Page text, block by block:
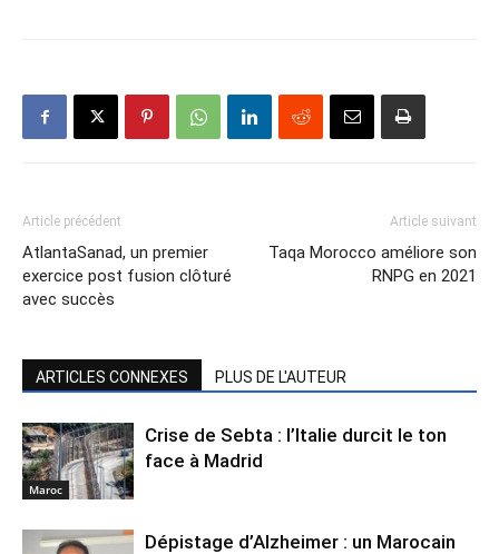
Article précédent
AtlantaSanad, un premier
exercice post fusion clôturé
avec succès
Article suivant
Taqa Morocco améliore son
RNPG en 2021
ARTICLES CONNEXES PLUS DE L'AUTEUR
Maroc
Crise de Sebta : l’Italie durcit le ton
face à Madrid
Dépistage d’Alzheimer : un Marocain